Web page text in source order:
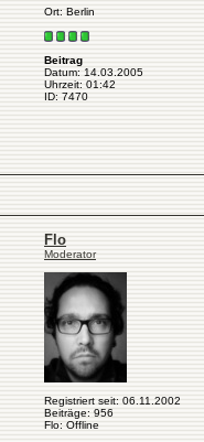
Ort: Berlin
Beitrag
Datum: 14.03.2005
Uhrzeit: 01:42
ID: 7470
Flo
Moderator
Registriert seit: 06.11.2002
Beiträge: 956
Flo: Offline